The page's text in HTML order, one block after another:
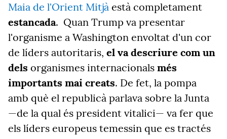
Maia de l'Orient Mitjà està completament
estancada. Quan Trump va presentar
l'organisme a Washington envoltat d'un cor
de líders autoritaris, el va descriure com un
dels organismes internacionals més
importants mai creats. De fet, la pompa
amb què el republicà parlava sobre la Junta
—de la qual és president vitalici— va fer que
els líders europeus temessin que es tractés